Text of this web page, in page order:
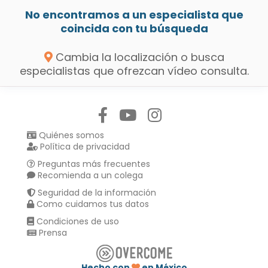
No encontramos a un especialista que
coincida con tu búsqueda
Cambia la localización o busca
especialistas que ofrezcan vídeo consulta.
Quiénes somos
Política de privacidad
Preguntas más frecuentes
Recomienda a un colega
Seguridad de la información
Como cuidamos tus datos
Condiciones de uso
Prensa